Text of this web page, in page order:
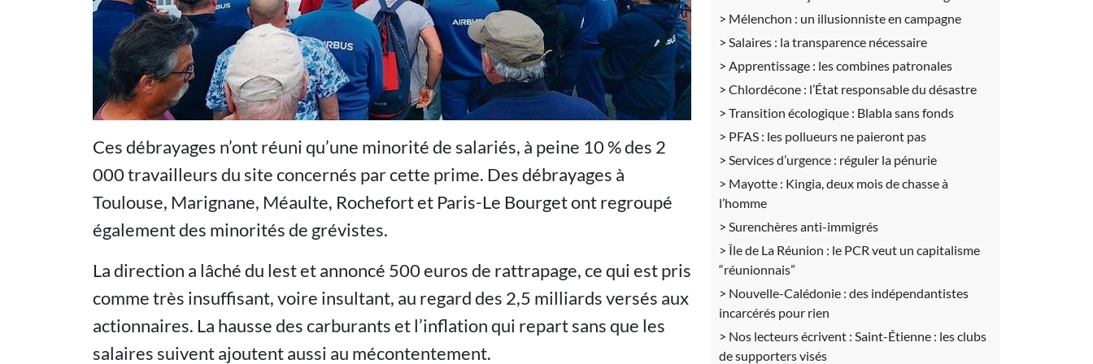
Ces débrayages n’ont réuni qu’une minorité de salariés, à peine 10 % des 2
000 travailleurs du site concernés par cette prime. Des débrayages à
Toulouse, Marignane, Méaulte, Rochefort et Paris-Le Bourget ont regroupé
également des minorités de grévistes.
La direction a lâché du lest et annoncé 500 euros de rattrapage, ce qui est pris
comme très insuffisant, voire insultant, au regard des 2,5 milliards versés aux
actionnaires. La hausse des carburants et l’inflation qui repart sans que les
salaires suivent ajoutent aussi au mécontentement.
Mélenchon : un illusionniste en campagne
Salaires : la transparence nécessaire
Apprentissage : les combines patronales
Chlordécone : l’État responsable du désastre
Transition écologique : Blabla sans fonds
PFAS : les pollueurs ne paieront pas
Services d’urgence : réguler la pénurie
Mayotte : Kingia, deux mois de chasse à
l’homme
Surenchères anti-immigrés
Île de La Réunion : le PCR veut un capitalisme
“réunionnais”
Nouvelle-Calédonie : des indépendantistes
incarcérés pour rien
Nos lecteurs écrivent : Saint-Étienne : les clubs
de supporters visés